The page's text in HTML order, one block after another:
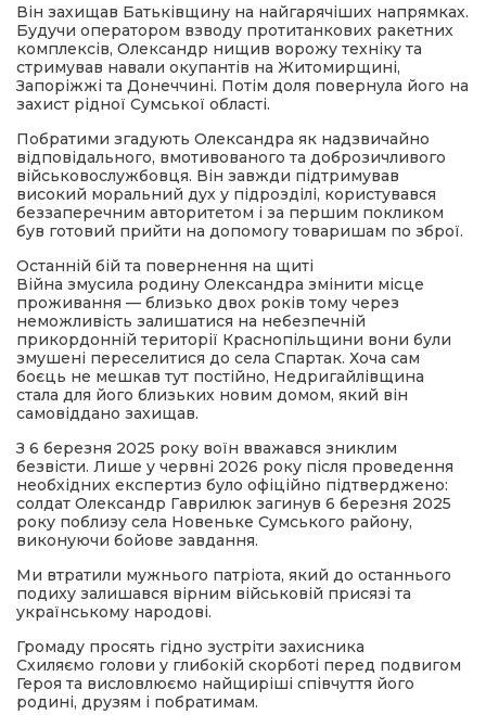
Він захищав Батьківщину на найгарячіших напрямках.
Будучи оператором взводу протитанкових ракетних
комплексів, Олександр нищив ворожу техніку та
стримував навали окупантів на Житомирщині,
Запоріжжі та Донеччині. Потім доля повернула його на
захист рідної Сумської області.
Побратими згадують Олександра як надзвичайно
відповідального, вмотивованого та доброзичливого
військовослужбовця. Він завжди підтримував
високий моральний дух у підрозділі, користувався
беззаперечним авторитетом і за першим покликом
був готовий прийти на допомогу товаришам по зброї.
Останній бій та повернення на щиті
Війна змусила родину Олександра змінити місце
проживання — близько двох років тому через
неможливість залишатися на небезпечній
прикордонній території Краснопільщини вони були
змушені переселитися до села Спартак. Хоча сам
боєць не мешкав тут постійно, Недригайлівщина
стала для його близьких новим домом, який він
самовіддано захищав.
З 6 березня 2025 року воїн вважався зниклим
безвісти. Лише у червні 2026 року після проведення
необхідних експертиз було офіційно підтверджено:
солдат Олександр Гаврилюк загинув 6 березня 2025
року поблизу села Новеньке Сумського району,
виконуючи бойове завдання.
Ми втратили мужнього патріота, який до останнього
подиху залишався вірним військовій присязі та
українському народові.
Громаду просять гідно зустріти захисника
Схиляємо голови у глибокій скорботі перед подвигом
Героя та висловлюємо найщиріші співчуття його
родині, друзям і побратимам.